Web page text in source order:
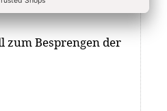
zum Besprengen der